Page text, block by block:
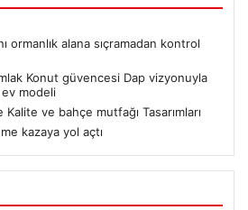
ormanlık alana sıçramadan kontrol
Konut güvencesi Dap vizyonuyla
modeli
ve bahçe mutfağı Tasarımları
kazaya yol açtı